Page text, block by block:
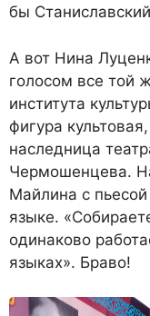
бы
А вот Нина
голосом все той
института
фигура
наследница
Чермошенцева.
Майлина с
языке.
одинаково
языках». Браво!